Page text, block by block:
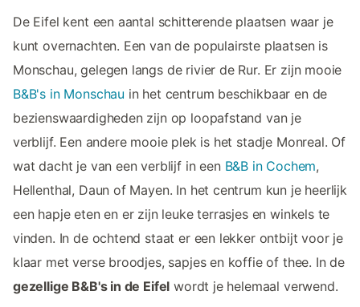
De Eifel kent een aantal schitterende plaatsen waar je
kunt overnachten. Een van de populairste plaatsen is
Monschau, gelegen langs de rivier de Rur. Er zijn mooie
B&B's in Monschau in het centrum beschikbaar en de
bezienswaardigheden zijn op loopafstand van je
verblijf. Een andere mooie plek is het stadje Monreal. Of
wat dacht je van een verblijf in een B&B in Cochem,
Hellenthal, Daun of Mayen. In het centrum kun je heerlijk
een hapje eten en er zijn leuke terrasjes en winkels te
vinden. In de ochtend staat er een lekker ontbijt voor je
klaar met verse broodjes, sapjes en koffie of thee. In de
gezellige B&B's in de Eifel wordt je helemaal verwend.